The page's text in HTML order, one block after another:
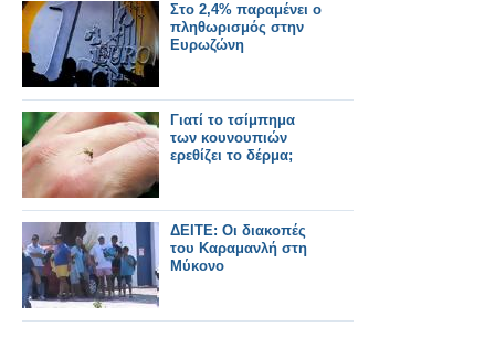
Στο 2,4% παραμένει ο
πληθωρισμός στην
Ευρωζώνη
Γιατί το τσίμπημα
των κουνουπιών
ερεθίζει το δέρμα;
ΔΕΙΤΕ: Οι διακοπές
του Καραμανλή στη
Μύκονο